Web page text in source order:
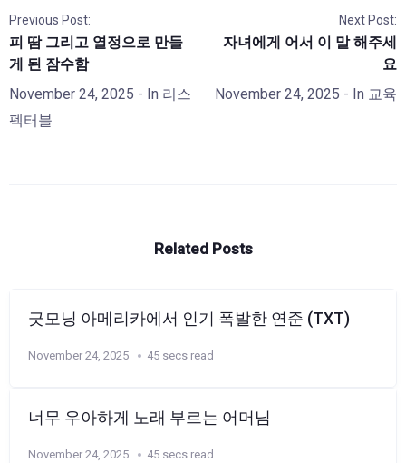
Previous Post:
피 땀 그리고 열정으로 만들
게 된 잠수함
November 24, 2025 - In 리스
펙터블
Next Post:
자녀에게 어서 이 말 해주세
요
November 24, 2025 - In 교육
Related Posts
긋모닝 아메리카에서 인기 폭발한 연준 (TXT)
November 24, 2025 45 secs read
너무 우아하게 노래 부르는 어머님
November 24, 2025 45 secs read